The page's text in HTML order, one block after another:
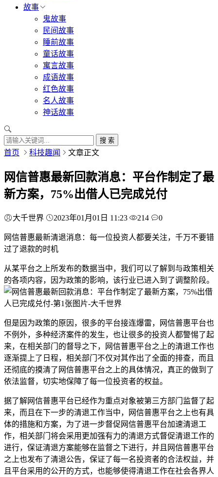
故事
鬼故事
民间故事
睡前故事
童话故事
寓言故事
成语故事
红色故事
名人故事
神话故事
搜 索
首页 科技趣闻 文章正文
网信普惠最新回款消息：平台作制定了最
新方案，75%出借人已完成兑付
大千世界 2023年01月01日 11:23 214 0
网信普惠最新清退消息：每一位投资人都要关注，千万不要错
过了退款的时机
从某平台之上所发布的数据当中，我们可以了解到与政策相关
的各项内容，因为政策的影响，该行业已进入到了调整阶段。
但是因为政策的原因，很多的平台接连爆雷，网信普惠平台也
不例外，多种经济案件的发生，也让很多的投资人都警惕了起
来，在相关部门的督导之下，网信普惠平台之上的清退工作也
逐渐提上了日程，相关部门不仅对其作出了全面的排查，而且
还彻底的摸清了网信普惠平台之上的具体情况，真正的做到了
依法监督，切实地保障了每一位投资者的权益。
据了解网信普惠平台已经作为重点对象被第三方部门监督了起
来，而且在下一步的清退工作当中，网信普惠平台之上也有具
体的措施和方案，为了进一步督促网信普惠平台加速清退工
作，相关部门将会采用更加强有力的清退方式督促清退工作的
进行，保证清退方案能够在监督之下进行，并且网信普惠平台
之上也发布了清退公告，保证了每一名投资者的合法权益，并
且平台采用的公开的方式，也能够使得清退工作在社会各界人